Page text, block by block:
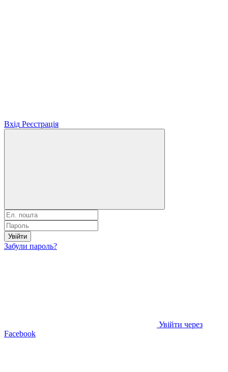
Вхід Реєстрація
Увійти
Забули пароль?
Увійти через
Facebook